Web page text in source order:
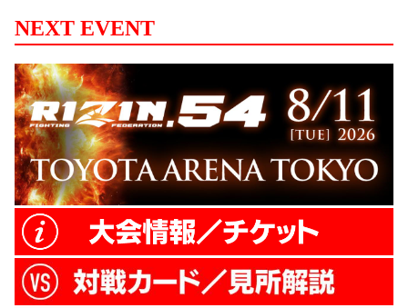
す。ただまあ試合内容とか、自分に残った
課題とかもいっぱいあるんで。課題を残せ
て勝てたっていう面ではすごくいいんです
けど、もっと次は成長した姿をみんなに見
せられればなって思います。 ーーその課題
を今ここで教えていただくことは可能です
か？ 鹿志村...
NEXT EVENT